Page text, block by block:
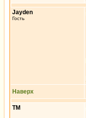
Jayden
Гость
Наверх
ТМ